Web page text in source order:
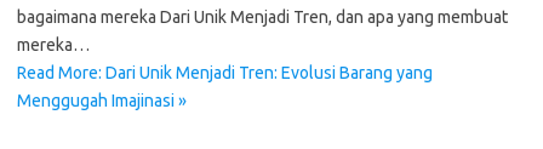
bagaimana mereka Dari Unik Menjadi Tren, dan apa yang membuat
mereka…
Read More: Dari Unik Menjadi Tren: Evolusi Barang yang
Menggugah Imajinasi »